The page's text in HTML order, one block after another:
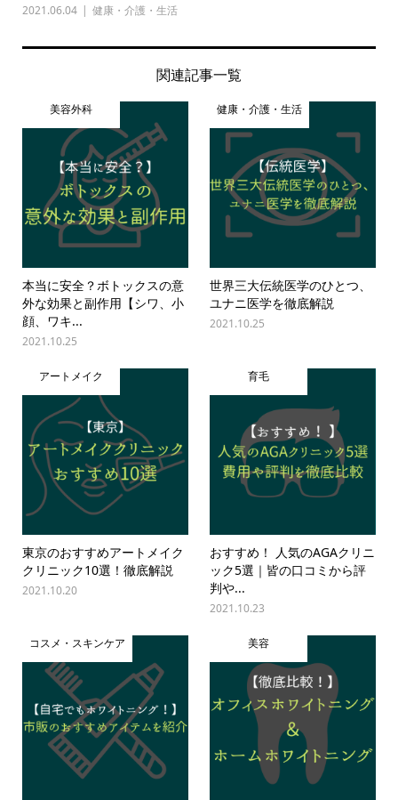
2021.06.04 健康・介護・生活
関連記事一覧
美容外科
本当に安全？ボトックスの意
外な効果と副作用【シワ、小
顔、ワキ...
2021.10.25
健康・介護・生活
世界三大伝統医学のひとつ、
ユナニ医学を徹底解説
2021.10.25
アートメイク
東京のおすすめアートメイク
クリニック10選！徹底解説
2021.10.20
育毛
おすすめ！ 人気のAGAクリニ
ック5選｜皆の口コミから評
判や...
2021.10.23
コスメ・スキンケア 美容